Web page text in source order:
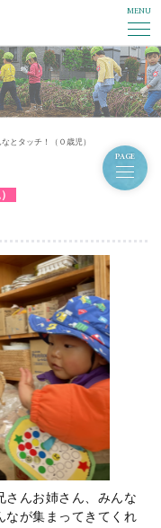
MENU
なとタッチ！（０歳児）
PAGE
さんお姉さん、みんな
なが集まってきてくれ